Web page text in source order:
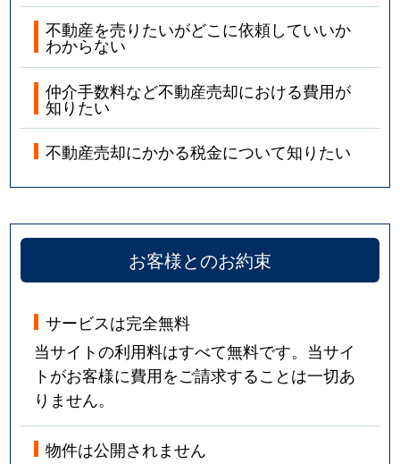
不動産を売りたいがどこに依頼していいか
わからない
仲介手数料など不動産売却における費用が
知りたい
不動産売却にかかる税金について知りたい
お客様とのお約束
サービスは完全無料
当サイトの利用料はすべて無料です。当サイ
トがお客様に費用をご請求することは一切あ
りません。
物件は公開されません